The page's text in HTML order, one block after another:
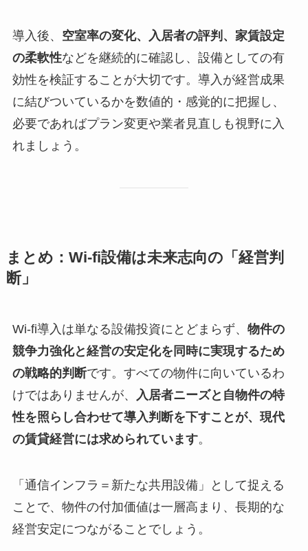
導入後、 空室率の変化、入居者の評判、家賃設定
の柔軟性などを継続的に確認し、設備としての有
効性を検証することが大切です。導入が経営成果
に結びついているかを数値的・感覚的に把握し、
必要であればプラン変更や業者見直しも視野に入
れましょう。
まとめ：Wi-fi設備は未来志向の「経営判
断」
Wi-fi導入は単なる設備投資にとどまらず、 物件の
競争力強化と経営の安定化を同時に実現するため
の戦略的判断です。すべての物件に向いているわ
けではありませんが、
入居者ニーズと自物件の特
性を照らし合わせて導入判断を下すことが、現代
の賃貸経営には求められています。
「通信インフラ＝新たな共用設備」として捉える
ことで、物件の付加価値は一層高まり、長期的な
経営安定につながることでしょう。